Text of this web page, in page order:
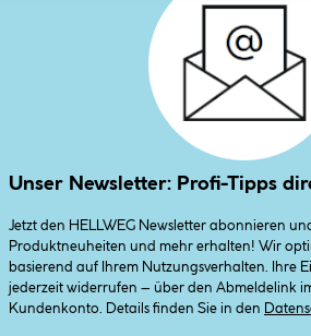
Unser Newsletter: Profi-Tipps
Jetzt den HELLWEG Newsletter abonnieren
Produktneuheiten und mehr erhalten! Wir
basierend auf Ihrem Nutzungsverhalten. Ihre
jederzeit widerrufen – über den Abmeldelink
Kundenkonto. Details finden Sie in den